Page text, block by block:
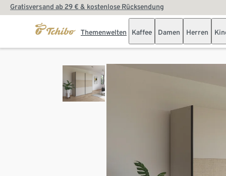
Gratisversand ab 29 € & kostenlose Rücksendung
Themenwelten Kaffee Damen Herren